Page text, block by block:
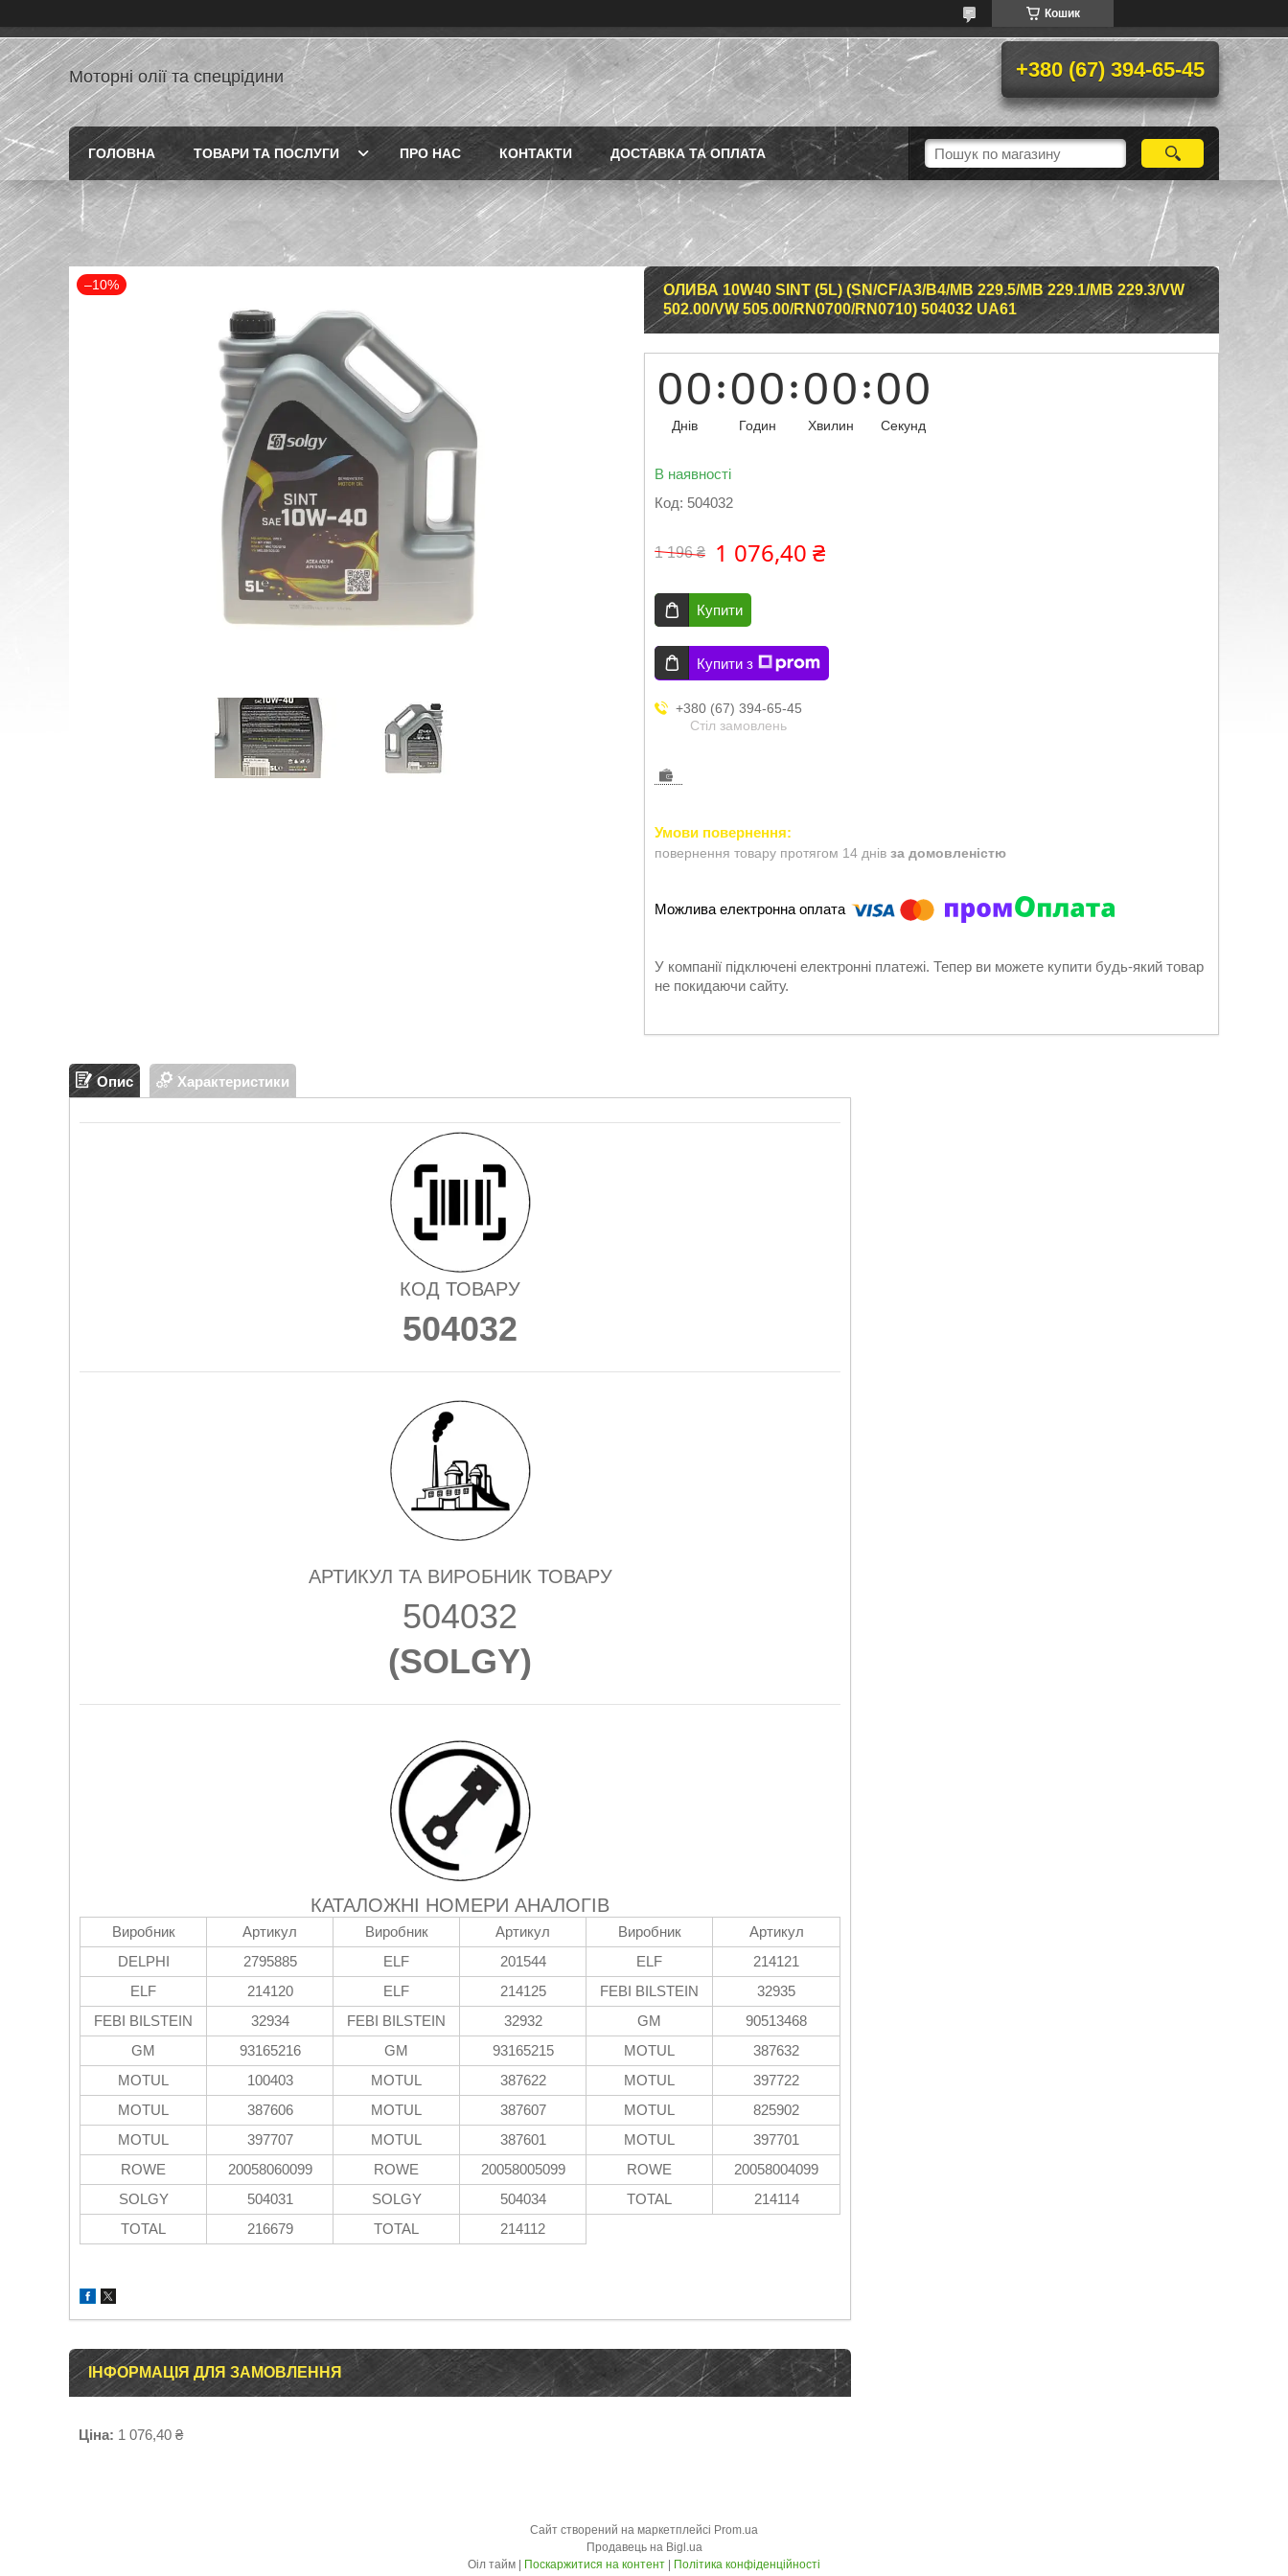
Кошик
Моторні олії та спецрідини +380 (67) 394-65-45
ГОЛОВНА ТОВАРИ ТА ПОСЛУГИ ПРО НАС КОНТАКТИ ДОСТАВКА ТА ОПЛАТА
–10%
ОЛИВА 10W40 SINT (5L) (SN/CF/A3/B4/MB 229.5/MB 229.1/MB 229.3/VW
502.00/VW 505.00/RN0700/RN0710) 504032 UA61
00
Днів
00
Годин
00
Хвилин
00
Секунд
В наявності
Код: 504032
1 196 ₴ 1 076,40 ₴
Купити
Купити з
+380 (67) 394-65-45
Стіл замовлень
повернення товару протягом 14 днів за домовленістю
У компанії підключені електронні платежі. Тепер ви можете купити будь-який товар
не покидаючи сайту.
Опис Характеристики
КОД ТОВАРУ
504032
АРТИКУЛ ТА ВИРОБНИК ТОВАРУ
504032
(SOLGY)
КАТАЛОЖНІ НОМЕРИ АНАЛОГІВ
Виробник Артикул Виробник Артикул Виробник
Артикул
DELPHI
2795885 ELF 201544 ELF
214121
ELF
214120 ELF 214125 FEBI BILSTEIN
32935
FEBI BILSTEIN
32934 FEBI BILSTEIN 32932 GM
90513468
GM
93165216 GM 93165215 MOTUL
387632
MOTUL
100403 MOTUL 387622 MOTUL
397722
MOTUL
387606 MOTUL 387607 MOTUL
825902
MOTUL
397707 MOTUL 387601 MOTUL
397701
ROWE
20058060099 ROWE 20058005099 ROWE
20058004099
SOLGY
504031 SOLGY 504034 TOTAL
214114
TOTAL
216679 TOTAL 214112
ІНФОРМАЦІЯ ДЛЯ ЗАМОВЛЕННЯ
Ціна: 1 076,40 ₴
Сайт створений на маркетплейсі Prom.ua
Продавець на Bigl.ua
Поскаржитися на контент Політика конфіденційності